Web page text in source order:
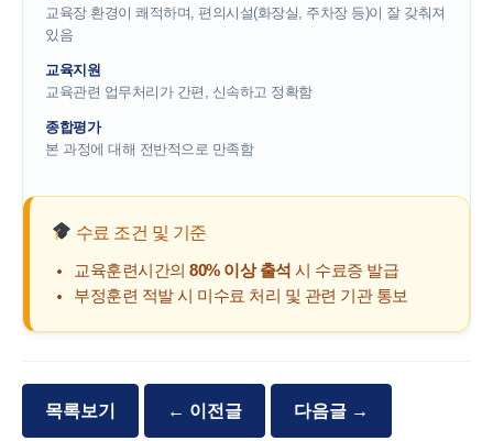
교육장 환경이 쾌적하며, 편의시설(화장실, 주차장 등)이 잘 갖춰져
있음
교육지원
교육관련 업무처리가 간편, 신속하고 정확함
종합평가
본 과정에 대해 전반적으로 만족함
수료 조건 및 기준
교육훈련시간의 80% 이상 출석 시 수료증 발급
부정훈련 적발 시 미수료 처리 및 관련 기관 통보
목록보기 ← 이전글 다음글 →